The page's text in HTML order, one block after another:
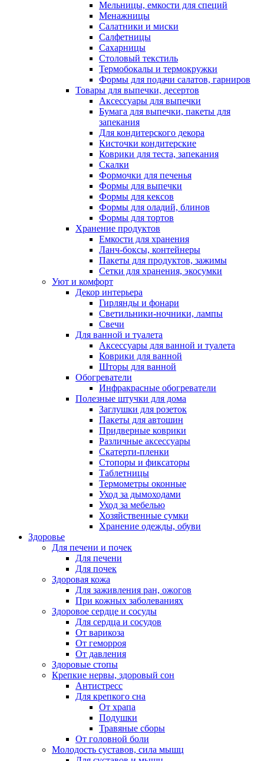
Мельницы, емкости для специй
Менажницы
Салатники и миски
Салфетницы
Сахарницы
Столовый текстиль
Термобокалы и термокружки
Формы для подачи салатов, гарниров
Товары для выпечки, десертов
Аксессуары для выпечки
Бумага для выпечки, пакеты для
запекания
Для кондитерского декора
Кисточки кондитерские
Коврики для теста, запекания
Скалки
Формочки для печенья
Формы для выпечки
Формы для кексов
Формы для оладий, блинов
Формы для тортов
Хранение продуктов
Емкости для хранения
Ланч-боксы, контейнеры
Пакеты для продуктов, зажимы
Сетки для хранения, экосумки
Уют и комфорт
Декор интерьера
Гирлянды и фонари
Светильники-ночники, лампы
Свечи
Для ванной и туалета
Аксессуары для ванной и туалета
Коврики для ванной
Шторы для ванной
Обогреватели
Инфракрасные обогреватели
Полезные штучки для дома
Заглушки для розеток
Пакеты для автошин
Придверные коврики
Различные аксессуары
Скатерти-пленки
Стопоры и фиксаторы
Таблетницы
Термометры оконные
Уход за дымоходами
Уход за мебелью
Хозяйственные сумки
Хранение одежды, обуви
Здоровье
Для печени и почек
Для печени
Для почек
Здоровая кожа
Для заживления ран, ожогов
При кожных заболеваниях
Здоровое сердце и сосуды
Для сердца и сосудов
От варикоза
От геморроя
От давления
Здоровые стопы
Крепкие нервы, здоровый сон
Антистресс
Для крепкого сна
От храпа
Подушки
Травяные сборы
От головной боли
Молодость суставов, сила мышц